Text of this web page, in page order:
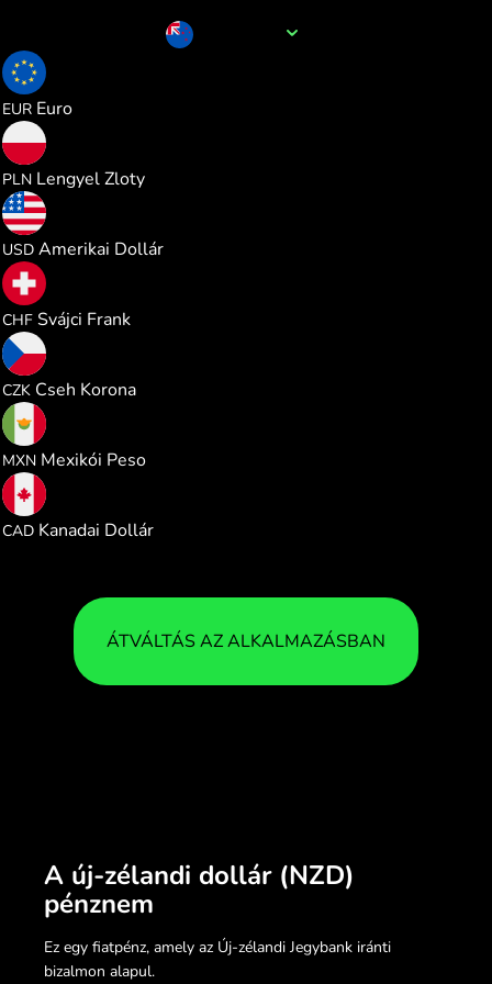
EUR Euro
PLN Lengyel Zloty
USD Amerikai Dollár
CHF Svájci Frank
CZK Cseh Korona
MXN Mexikói Peso
CAD Kanadai Dollár
ÁTVÁLTÁS AZ ALKALMAZÁSBAN
A új-zélandi dollár (NZD)
pénznem
Ez egy fiatpénz, amely az Új-zélandi Jegybank iránti
bizalmon alapul.